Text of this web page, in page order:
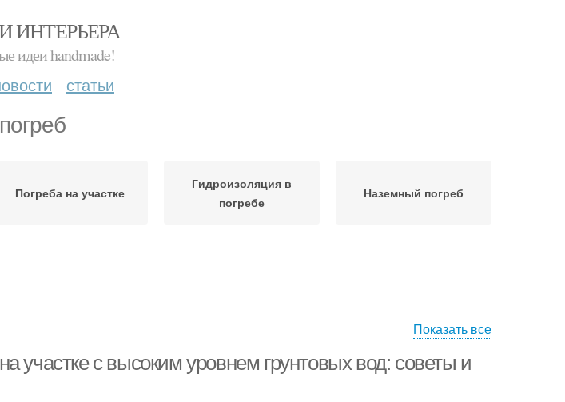
ИНТЕРЬЕРА
идеи handmade!
статьи
Погреба на участке
Гидроизоляция в
погребе
Наземный погреб
Показать все
участке с высоким уровнем грунтовых вод: советы и